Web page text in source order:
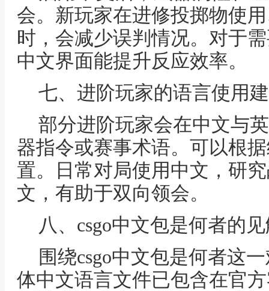
会。新玩家在进修投掷物使
时，会减少误判情况。对于
中文界面能提升反应效率。
七、进阶玩家的语言使用
部分进阶玩家会在中文与
器指令或赛事术语。可以根
置。日常对局使用中文，研
文，有助于双向领会。
八、csgo中文包是何者的
围绕csgo中文包是何者这
体中文语言文件已包含在官